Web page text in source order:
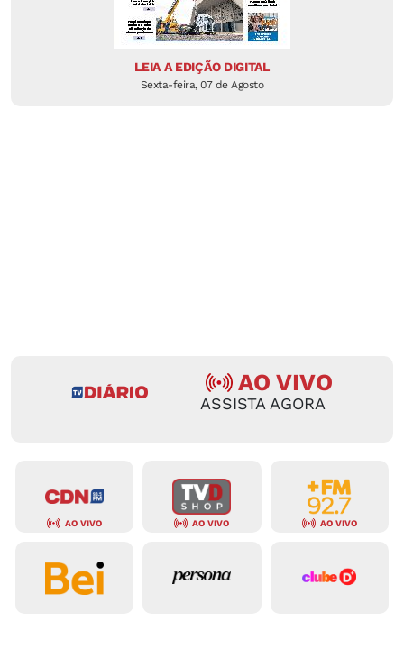
LEIA A EDIÇÃO DIGITAL
Sexta-feira, 07 de Agosto
AO VIVO
ASSISTA AGORA
AO VIVO AO VIVO AO VIVO